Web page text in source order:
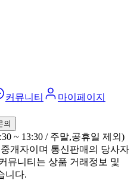
커뮤니티
마이페이지
의
~ 13:30 / 주말,공휴일 제외)
개자이며 통신판매의 당사자
뮤니티는 상품 거래정보 및
니다.